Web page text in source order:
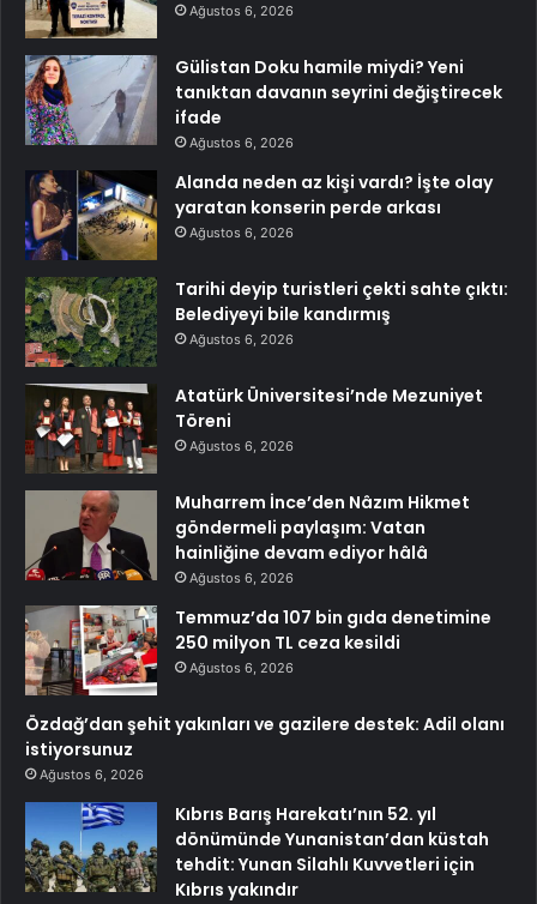
Ağustos 6, 2026
Gülistan Doku hamile miydi? Yeni
tanıktan davanın seyrini değiştirecek
ifade
Ağustos 6, 2026
Alanda neden az kişi vardı? İşte olay
yaratan konserin perde arkası
Ağustos 6, 2026
Tarihi deyip turistleri çekti sahte çıktı:
Belediyeyi bile kandırmış
Ağustos 6, 2026
Atatürk Üniversitesi’nde Mezuniyet
Töreni
Ağustos 6, 2026
Muharrem İnce’den Nâzım Hikmet
göndermeli paylaşım: Vatan
hainliğine devam ediyor hâlâ
Ağustos 6, 2026
Temmuz’da 107 bin gıda denetimine
250 milyon TL ceza kesildi
Ağustos 6, 2026
Özdağ’dan şehit yakınları ve gazilere destek: Adil olanı
istiyorsunuz
Ağustos 6, 2026
Kıbrıs Barış Harekatı’nın 52. yıl
dönümünde Yunanistan’dan küstah
tehdit: Yunan Silahlı Kuvvetleri için
Kıbrıs yakındır